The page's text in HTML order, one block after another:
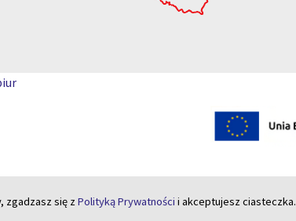
zgadzasz się zPolityką Prywatności i akceptujesz ciasteczka.